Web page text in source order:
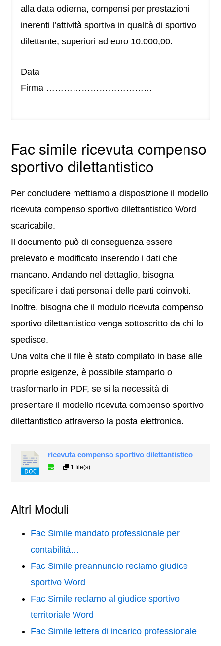
alla data odierna, compensi per prestazioni
inerenti l’attività sportiva in qualità di sportivo
dilettante, superiori ad euro 10.000,00.
Data
Firma ………………………………
Fac simile ricevuta compenso
sportivo dilettantistico
Per concludere mettiamo a disposizione il modello
ricevuta compenso sportivo dilettantistico Word
scaricabile.
Il documento può di conseguenza essere
prelevato e modificato inserendo i dati che
mancano. Andando nel dettaglio, bisogna
specificare i dati personali delle parti coinvolti.
Inoltre, bisogna che il modulo ricevuta compenso
sportivo dilettantistico venga sottoscritto da chi lo
spedisce.
Una volta che il file è stato compilato in base alle
proprie esigenze, è possibile stamparlo o
trasformarlo in PDF, se si la necessità di
presentare il modello ricevuta compenso sportivo
dilettantistico attraverso la posta elettronica.
ricevuta compenso sportivo dilettantistico
1 file(s)
Altri Moduli
Fac Simile mandato professionale per
contabilità…
Fac Simile preannuncio reclamo giudice
sportivo Word
Fac Simile reclamo al giudice sportivo
territoriale Word
Fac Simile lettera di incarico professionale